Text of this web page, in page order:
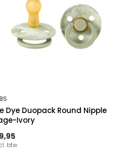
Dye Duopack Round Nipple
Ivory
btw